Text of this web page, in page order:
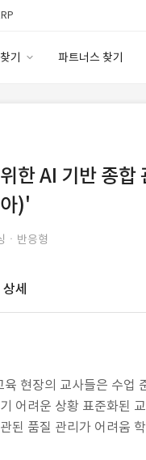
기 파트너스 찾기
한 AI 기반 종합
)'
ㆍ반응형
세
현장의 교사들은 수업
어려운 상황 표준화된
된 품질 관리가 어려움